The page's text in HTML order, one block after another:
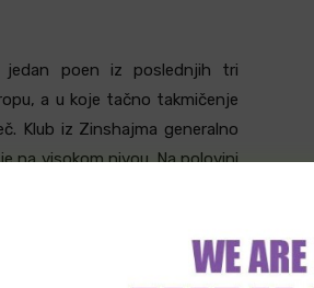
poen iz poslednjih tri
a u koje tačno takmičenje
Klub iz Zinshajma generalno
na visokom nivou. Na polovini
od najtežih gostovanja u ligi.
imaju svojih kvaliteta, ali i
B.Hubner
M.John